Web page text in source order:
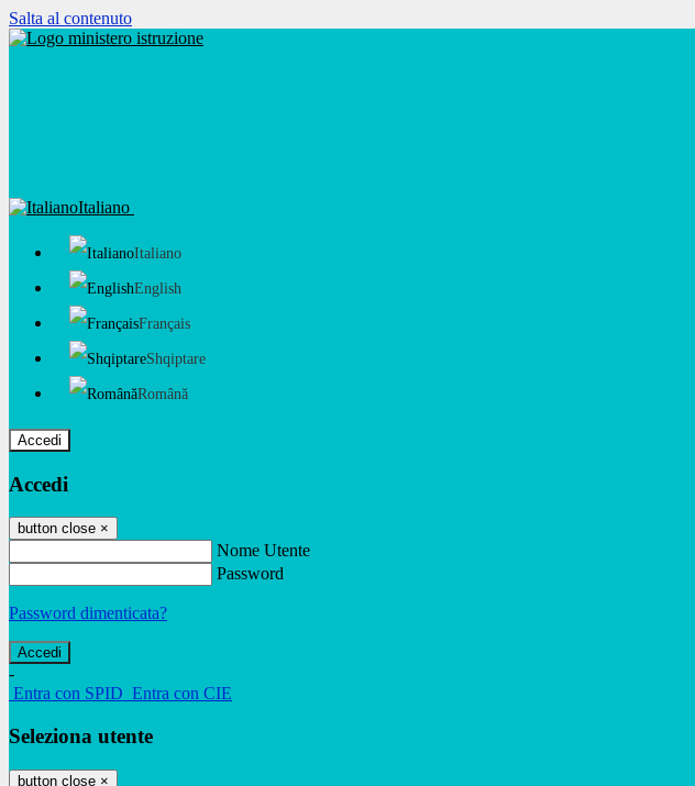
Salta al contenuto
Italiano
Italiano
English
Français
Shqiptare
Română
Accedi
Accedi
button close ×
Nome Utente
Password
Password dimenticata?
-
Entra con SPID Entra con CIE
Seleziona utente
button close ×